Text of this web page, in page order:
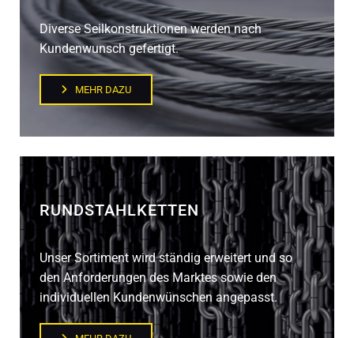
Diverse Seilkonstruktionen werden nach
Kundenwunsch gefertigt.
MEHR DAZU
RUNDSTAHLKETTEN
Unser Sortiment wird ständig erweitert und so
den Anforderungen des Marktes sowie den
individuellen Kundenwünschen angepasst.